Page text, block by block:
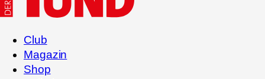
Club
Magazin
Shop